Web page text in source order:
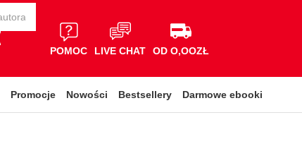
POMOC LIVE CHAT OD O,OOZŁ
Promocje Nowości Bestsellery Darmowe ebooki